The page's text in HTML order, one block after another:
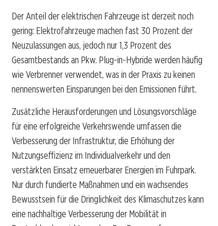
Der Anteil der elektrischen Fahrzeuge ist derzeit noch
gering: Elektrofahrzeuge machen fast 30 Prozent der
Neuzulassungen aus, jedoch nur 1,3 Prozent des
Gesamtbestands an Pkw. Plug-in-Hybride werden häufig
wie Verbrenner verwendet, was in der Praxis zu keinen
nennenswerten Einsparungen bei den Emissionen führt.
Zusätzliche Herausforderungen und Lösungsvorschläge
für eine erfolgreiche Verkehrswende umfassen die
Verbesserung der Infrastruktur, die Erhöhung der
Nutzungseffizienz im Individualverkehr und den
verstärkten Einsatz erneuerbarer Energien im Fuhrpark.
Nur durch fundierte Maßnahmen und ein wachsendes
Bewusstsein für die Dringlichkeit des Klimaschutzes kann
eine nachhaltige Verbesserung der Mobilität in